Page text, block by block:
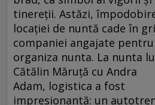
tinereţii. Astăzi,
locaţiei de nuntă cade în
companiei angajate pentru
organiza nunta. La nunta
Cătălin Măruţă cu Andra
Adam, logistica a fost
impresionantă: un